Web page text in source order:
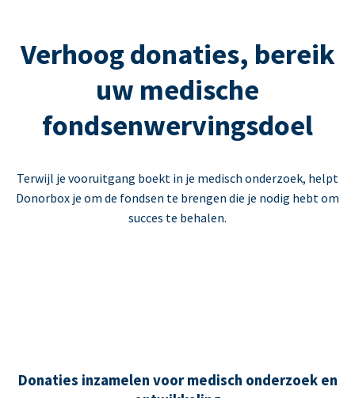
Verhoog donaties, bereik
uw medische
fondsenwervingsdoel
Terwijl je vooruitgang boekt in je medisch onderzoek, helpt
Donorbox je om de fondsen te brengen die je nodig hebt om
succes te behalen.
Donaties inzamelen voor medisch onderzoek en